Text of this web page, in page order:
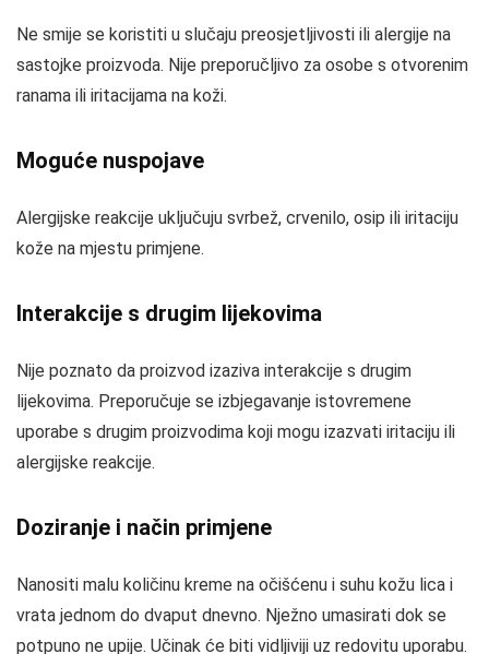
Ne smije se koristiti u slučaju preosjetljivosti ili alergije na
sastojke proizvoda. Nije preporučljivo za osobe s otvorenim
ranama ili iritacijama na koži.
Moguće nuspojave
Alergijske reakcije uključuju svrbež, crvenilo, osip ili iritaciju
kože na mjestu primjene.
Interakcije s drugim lijekovima
Nije poznato da proizvod izaziva interakcije s drugim
lijekovima. Preporučuje se izbjegavanje istovremene
uporabe s drugim proizvodima koji mogu izazvati iritaciju ili
alergijske reakcije.
Doziranje i način primjene
Nanositi malu količinu kreme na očišćenu i suhu kožu lica i
vrata jednom do dvaput dnevno. Nježno umasirati dok se
potpuno ne upije. Učinak će biti vidljiviji uz redovitu uporabu.